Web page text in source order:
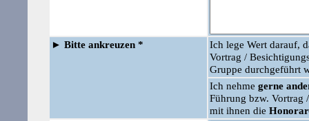
► Bitte ankreuzen *
Ich lege Wert darauf,
Vortrag /
Gruppe durchgeführt
Ich nehme gerne
Führung bzw. Vortrag
mit ihnen die